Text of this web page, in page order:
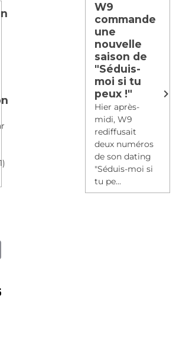
W9
commande
une
nouvelle
saison de
"Séduis-
moi si tu
peux !"
Hier après-
midi, W9
rediffusait
deux numéros
de son dating
"Séduis-moi si
tu pe...